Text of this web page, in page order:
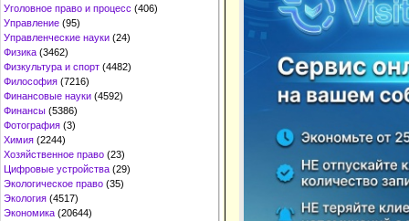
Уголовное право и процесс (406)
Управление (95)
Управленческие науки (24)
Физика (3462)
Физкультура и спорт (4482)
Философия (7216)
Финансовые науки (4592)
Финансы (5386)
Фотография (3)
Химия (2244)
Хозяйственное право (23)
Цифровые устройства (29)
Экологическое право (35)
Экология (4517)
Экономика (20644)